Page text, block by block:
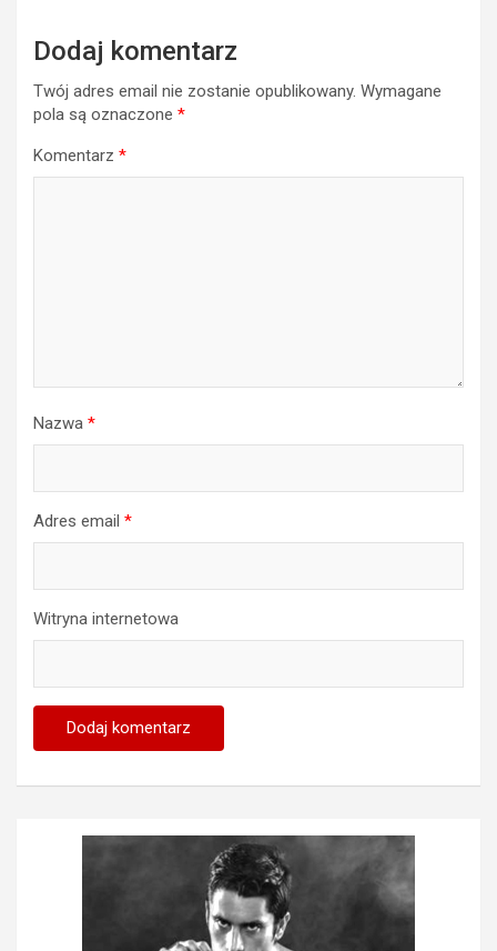
Dodaj komentarz
Twój adres email nie zostanie opublikowany. Wymagane
pola są oznaczone *
Komentarz *
Nazwa *
Adres email *
Witryna internetowa